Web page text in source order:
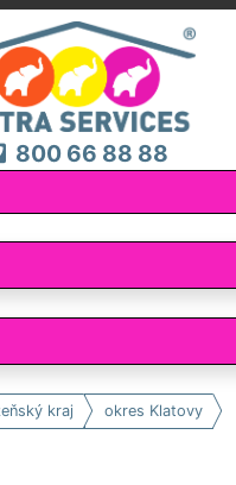
800 66 88 88
kraj okres Klatovy